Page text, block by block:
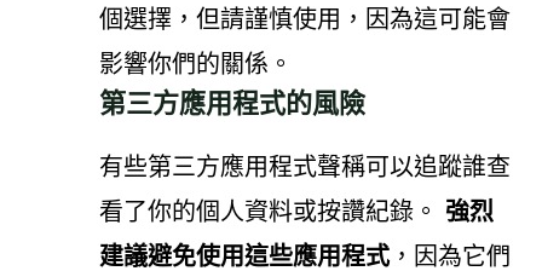
個選擇，但請謹慎使用，因為這可能會
影響你們的關係。
第三方應用程式的風險
有些第三方應用程式聲稱可以追蹤誰查
看了你的個人資料或按讚紀錄。 強烈
建議避免使用這些應用程式，因為它們